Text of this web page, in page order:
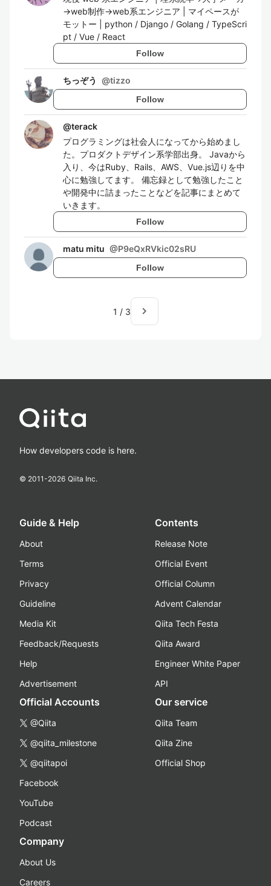
→web制作→web系エンジニア | マイペースが
モットー | python / Django / Golang / TypeScri
pt / Vue / React
Follow
ちっぞう @tizzo
Follow
@terack
プログラミングは社会人になってから始めまし
た。プロダクトデザイン系学部出身。 Javaから
入り、今はRuby、Rails、AWS、Vue.js辺りを中
心に勉強してます。 備忘録として勉強したこと
や開発中に詰まったことなどを記事にまとめて
いきます。
Follow
matu mitu @P9eQxRVkic02sRU
Follow
1 / 3 navigate_next
How developers code is here.
© 2011-2026 Qiita Inc.
Guide & Help
About
Terms
Privacy
Guideline
Media Kit
Feedback/Requests
Help
Advertisement
Contents
Release Note
Official Event
Official Column
Advent Calendar
Qiita Tech Festa
Qiita Award
Engineer White Paper
API
Official Accounts
@Qiita
@qiita_milestone
@qiitapoi
Facebook
YouTube
Podcast
Our service
Qiita Team
Qiita Zine
Official Shop
Company
About Us
Careers